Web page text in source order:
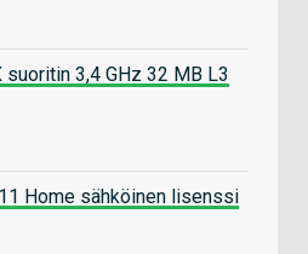
3,4 GHz 32 MB L3
Home sähköinen lisenssi